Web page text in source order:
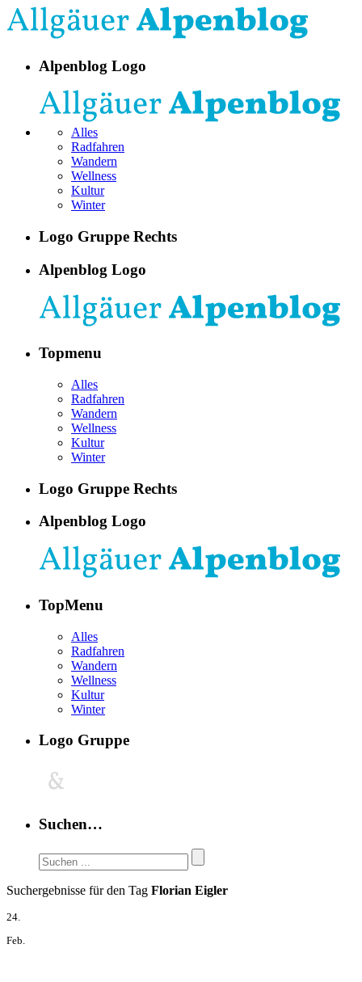
Alpenblog Logo
Alles
Radfahren
Wandern
Wellness
Kultur
Winter
Logo Gruppe Rechts
Alpenblog Logo
Topmenu
Alles
Radfahren
Wandern
Wellness
Kultur
Winter
Logo Gruppe Rechts
Alpenblog Logo
TopMenu
Alles
Radfahren
Wandern
Wellness
Kultur
Winter
Logo Gruppe
Suchen…
Suchergebnisse für den Tag Florian Eigler
24.
Feb.